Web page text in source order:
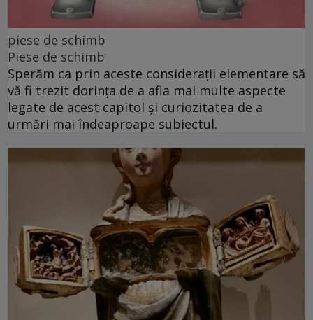
piese de schimb
Piese de schimb
Sperăm ca prin aceste considerații elementare să
vă fi trezit dorința de a afla mai multe aspecte
legate de acest capitol și curiozitatea de a
urmări mai îndeaproape subiectul.